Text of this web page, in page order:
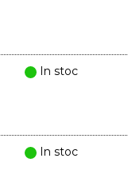
In stoc
In stoc